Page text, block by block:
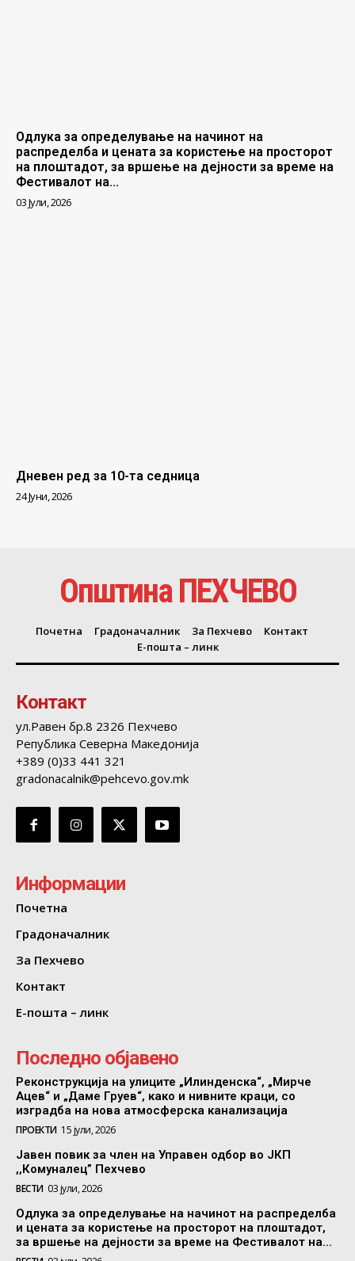
Одлука за определување на начинот на
распределба и цената за користење на просторот
на плоштадот, за вршење на дејности за време на
Фестивалот на...
03 Јули, 2026
Дневен ред за 10-та седница
24 Јуни, 2026
Општина ПЕХЧЕВО
Почетна Градоначалник За Пехчево
Контакт
Е-пошта – линк
Контакт
ул.Равен бр.8 2326 Пехчево
Република Северна Македонија
+389 (0)33 441 321
gradonacalnik@pehcevo.gov.mk
Информации
Почетна
Градоначалник
За Пехчево
Контакт
Е-пошта – линк
Последно објавено
Реконструкција на улиците „Илинденска“, „Мирче
Ацев“ и „Даме Груев“, како и нивните краци, со
изградба на нова атмосферска канализација
ПРОЕКТИ 15 јули, 2026
Јавен повик за член на Управен одбор во ЈКП
,,Комуналец” Пехчево
ВЕСТИ 03 јули, 2026
Одлука за определување на начинот на распределба
и цената за користење на просторот на плоштадот,
за вршење на дејности за време на Фестивалот на...